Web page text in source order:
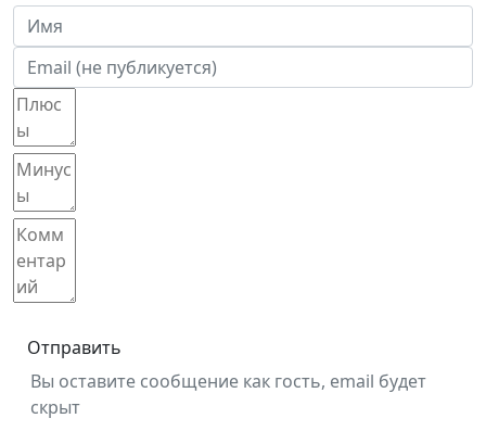
Отправить
Вы оставите сообщение как гость, email будет
скрыт